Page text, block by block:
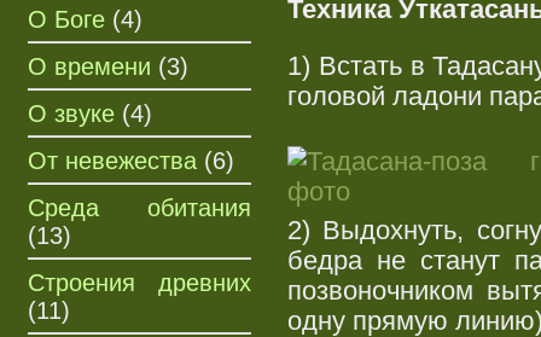
О Боге (4)
О времени (3)
О звуке (4)
От невежества (6)
Среда обитания
(13)
Строения древних
(11)
Техника
1) Встать в
головой ладони
2) Выдохнуть,
бедра не станут
позвоночником
одну прямую